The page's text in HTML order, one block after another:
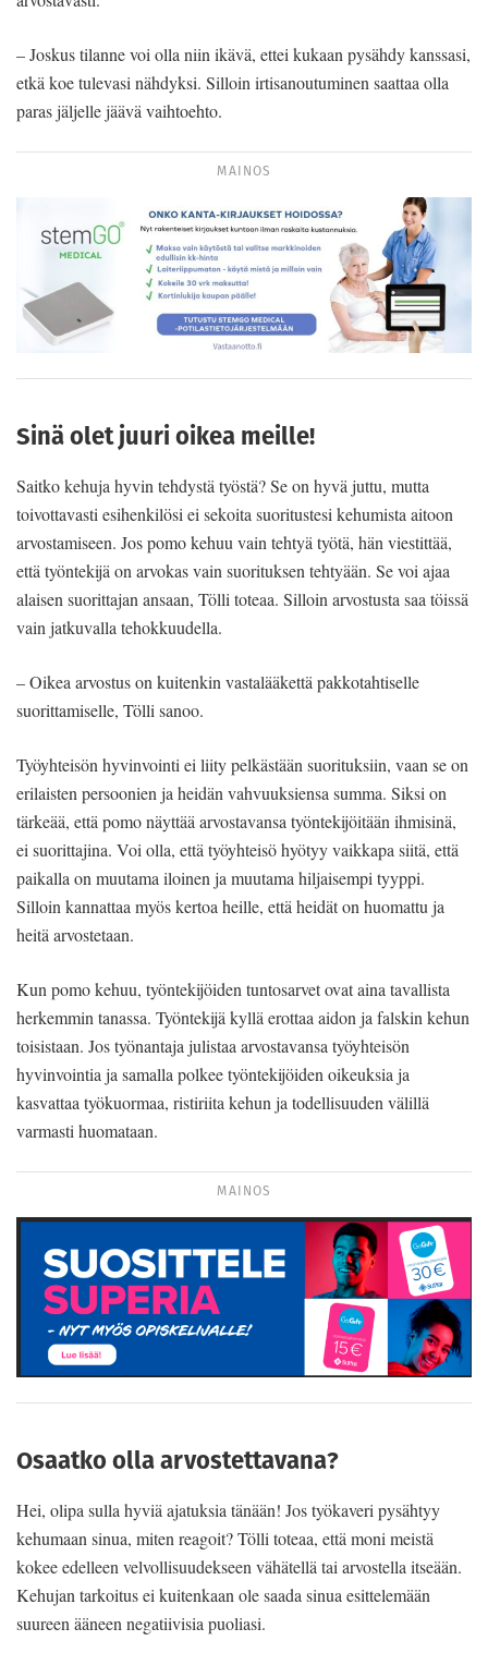
– Joskus tilanne voi olla niin ikävä, ettei kukaan pysähdy kanssasi,
etkä koe tulevasi nähdyksi. Silloin irtisanoutuminen saattaa olla
paras jäljelle jäävä vaihtoehto.
MAINOS
Sinä olet juuri oikea meille!
Saitko kehuja hyvin tehdystä työstä? Se on hyvä juttu, mutta
toivottavasti esihenkilösi ei sekoita suoritustesi kehumista aitoon
arvostamiseen. Jos pomo kehuu vain tehtyä työtä, hän viestittää,
että työntekijä on arvokas vain suorituksen tehtyään. Se voi ajaa
alaisen suorittajan ansaan, Tölli toteaa. Silloin arvostusta saa töissä
vain jatkuvalla tehokkuudella.
– Oikea arvostus on kuitenkin vastalääkettä pakkotahtiselle
suorittamiselle, Tölli sanoo.
Työyhteisön hyvinvointi ei liity pelkästään suorituksiin, vaan se on
erilaisten persoonien ja heidän vahvuuksiensa summa. Siksi on
tärkeää, että pomo näyttää arvostavansa työntekijöitään ihmisinä,
ei suorittajina. Voi olla, että työyhteisö hyötyy vaikkapa siitä, että
paikalla on muutama iloinen ja muutama hiljaisempi tyyppi.
Silloin kannattaa myös kertoa heille, että heidät on huomattu ja
heitä arvostetaan.
Kun pomo kehuu, työntekijöiden tuntosarvet ovat aina tavallista
herkemmin tanassa. Työntekijä kyllä erottaa aidon ja falskin kehun
toisistaan. Jos työnantaja julistaa arvostavansa työyhteisön
hyvinvointia ja samalla polkee työntekijöiden oikeuksia ja
kasvattaa työkuormaa, ristiriita kehun ja todellisuuden välillä
varmasti huomataan.
MAINOS
Osaatko olla arvostettavana?
Hei, olipa sulla hyviä ajatuksia tänään! Jos työkaveri pysähtyy
kehumaan sinua, miten reagoit? Tölli toteaa, että moni meistä
kokee edelleen velvollisuudekseen vähätellä tai arvostella itseään.
Kehujan tarkoitus ei kuitenkaan ole saada sinua esittelemään
suureen ääneen negatiivisia puoliasi.